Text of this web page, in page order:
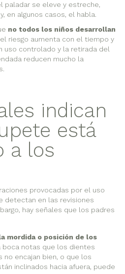
paladar se eleve y estreche,
en algunos casos, el habla.
no todos los niños desarrollan
riesgo aumenta con el tiempo y
uso controlado y la retirada del
reducen mucho la
indican
está
a los
provocadas por el uso
detectan en las revisiones
hay señales que los padres
mordida o posición de los
boca notas que los dientes
no encajan bien, o que los
inclinados hacia afuera, puede